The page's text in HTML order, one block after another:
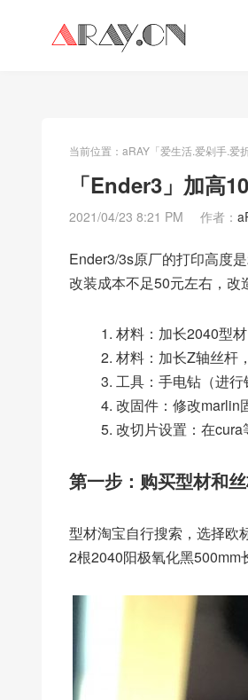
当前位置： aRAY「爱生活.爱剁手.爱
「Ender3」加高
2021/04/23 8:21 PM 作者：
Ender3/3s原厂的打印高度
改装成本不足50元左右，改
材料：加长2040型
材料：加长Z轴丝杆
工具：手电钻（进行
改固件：修改marlin
改切片设置：在
第一步：购买型材和
型材淘宝自行搜索，选择欧
2根2040阳极氧化黑500mm